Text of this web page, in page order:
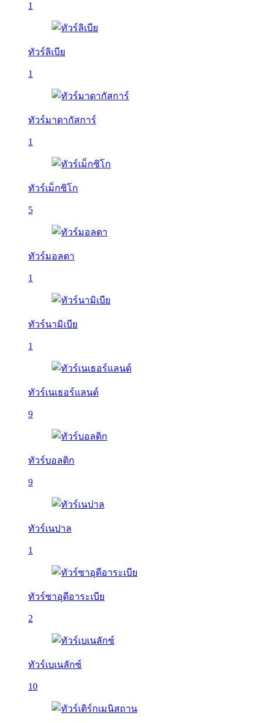
1
ทัวร์ลิเบีย
1
ทัวร์มาดากัสการ์
1
ทัวร์เม็กซิโก
5
ทัวร์มอลตา
1
ทัวร์นามิเบีย
1
ทัวร์เนเธอร์แลนด์
9
ทัวร์บอลติก
9
ทัวร์เนปาล
1
ทัวร์ซาอุดีอาระเบีย
2
ทัวร์เบเนลักซ์
10